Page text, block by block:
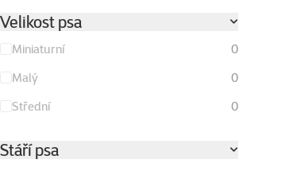
Velikost psa
Miniaturní
0
Malý
0
Střední
0
Stáří psa